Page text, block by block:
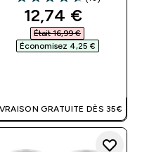
4.6 out of 5 stars
discounted
12,74 €‎
Était 16,99 €‎
Économisez 4,25 €‎
GRATUITE DÈS 35€